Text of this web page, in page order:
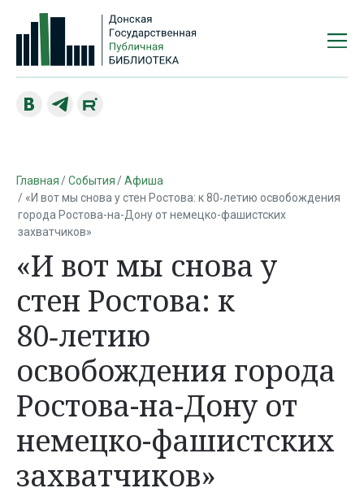
Главная События
Афиша
«И вот мы снова у стен Ростова: к 80‑летию освобождения
города Ростова-на-Дону от немецко-фашистских
захватчиков»
«И вот мы снова у
стен Ростова: к
80‑летию
освобождения города
Ростова-на-Дону от
немецко-фашистских
захватчиков»